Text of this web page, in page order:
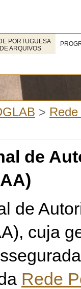
PORTUGUESA
DE ARQUIVOS
>
de
de
cuja
Rede